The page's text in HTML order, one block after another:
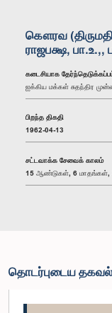
கௌரவ
ராஜபக்ஷ, பா.உ.,,
கடைசியாக
ஐக்கிய மக்கள் சுதந்திர
பிறந்த திகதி
1962-04-13
சட்டவாக்க சேவைக் காலம்
15 ஆண்டுகள், 6 மாதங்கள்,
தொடர்புடைய